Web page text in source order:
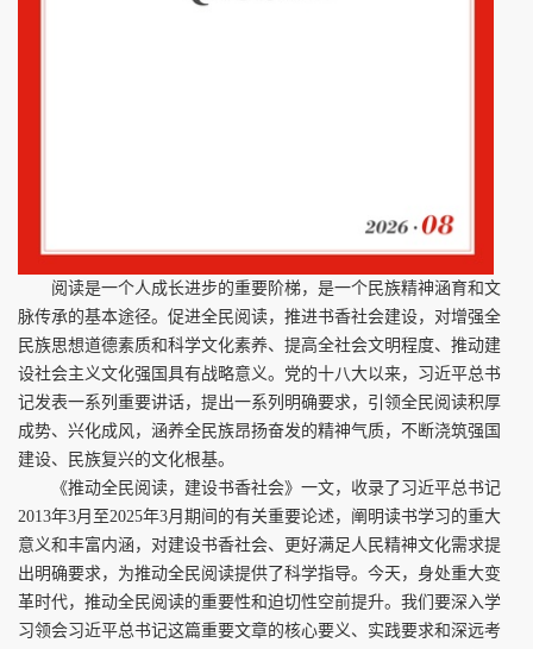
阅读是一个人成长进步的重要阶梯，是一个民族精神涵育和文
脉传承的基本途径。促进全民阅读，推进书香社会建设，对增强全
民族思想道德素质和科学文化素养、提高全社会文明程度、推动建
设社会主义文化强国具有战略意义。党的十八大以来，习近平总书
记发表一系列重要讲话，提出一系列明确要求，引领全民阅读积厚
成势、兴化成风，涵养全民族昂扬奋发的精神气质，不断浇筑强国
建设、民族复兴的文化根基。
《推动全民阅读，建设书香社会》一文，收录了习近平总书记
2013年3月至2025年3月期间的有关重要论述，阐明读书学习的重大
意义和丰富内涵，对建设书香社会、更好满足人民精神文化需求提
出明确要求，为推动全民阅读提供了科学指导。今天，身处重大变
革时代，推动全民阅读的重要性和迫切性空前提升。我们要深入学
习领会习近平总书记这篇重要文章的核心要义、实践要求和深远考